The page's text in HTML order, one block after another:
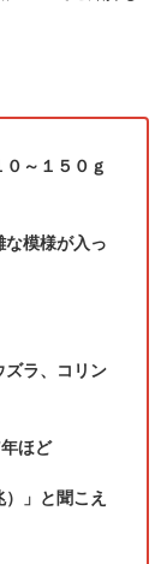
～１５０ｇ
模様が入っ
ラ、コリン
年ほど
」と聞こえ